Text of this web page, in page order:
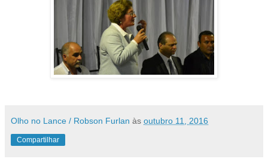
Olho no Lance / Robson Furlan às outubro 11, 2016
Compartilhar